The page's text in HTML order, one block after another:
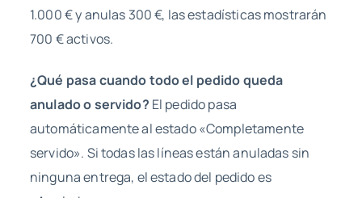
1.000 € y anulas 300 €, las estadísticas mostrarán
700 € activos.
¿Qué pasa cuando todo el pedido queda
anulado o servido? El pedido pasa
automáticamente al estado «Completamente
servido». Si todas las líneas están anuladas sin
ninguna entrega, el estado del pedido es